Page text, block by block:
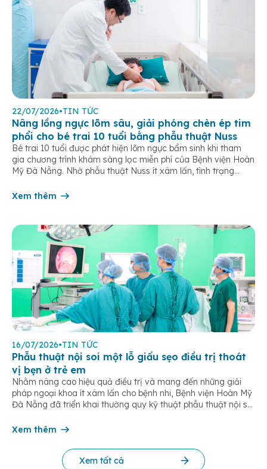
22/07/2026•TIN TỨC
Nâng lồng ngực lõm sâu, giải phóng chèn ép tim
phổi cho bé trai 10 tuổi bằng phẫu thuật Nuss
Bé trai 10 tuổi được phát hiện lõm ngực bẩm sinh khi tham
gia chương trình khám sàng lọc miễn phí của Bệnh viện Hoàn
Mỹ Đà Nẵng. Nhờ phẫu thuật Nuss ít xâm lấn, tình trạng
ngày điều trị. Lõm ngực […]
Xem thêm
16/07/2026•TIN TỨC
Phẫu thuật nội soi một lỗ giấu sẹo điều trị thoát
vị bẹn ở trẻ em
Nhằm nâng cao hiệu quả điều trị và mang đến những giải
pháp ngoại khoa ít xâm lấn cho bệnh nhi, Bệnh viện Hoàn Mỹ
Đà Nẵng đã triển khai thường quy kỹ thuật phẫu thuật nội soi
hiện đại giúp […]
Xem thêm
Xem tất cả